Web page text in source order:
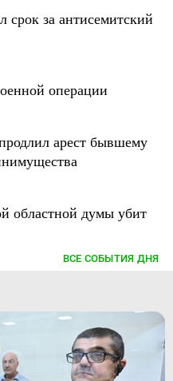
за антисемитский
операции
арест бывшему
областной думы убит
ВСЕ СОБЫТИЯ ДНЯ